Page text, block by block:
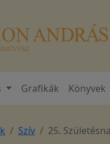
Grafikák Könyvek
Szív 25.